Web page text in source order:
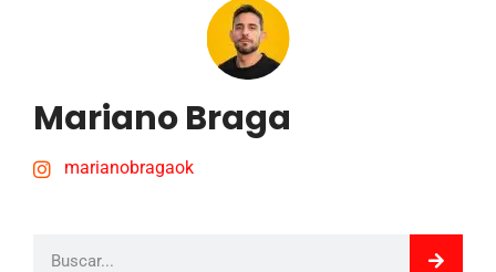
Mariano Braga
marianobragaok